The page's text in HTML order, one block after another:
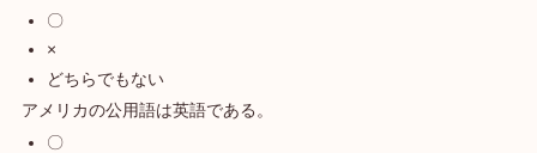
〇
×
どちらでもない
アメリカの公用語は英語である。
〇